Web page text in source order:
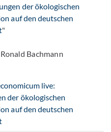
der ökologischen
auf den deutschen
"
Bachmann
live:
der ökologischen
auf den deutschen